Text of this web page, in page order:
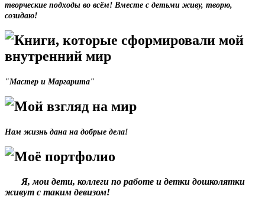
творческие подходы во всём! Вместе с детьми живу, творю,
созидаю!
Книги, которые сформировали мой
внутренний мир
"Мастер и Маргарита"
Мой взгляд на мир
Нам жизнь дана на добрые дела!
Моё портфолио
Я, мои дети, коллеги по работе и детки дошколятки
живут с таким девизом!